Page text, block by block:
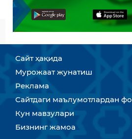
Сайт ҳақида
Мурожаат жунатиш
Реклама
Сайтдаги маълумотлардан
Кун мавзулари
Бизнинг жамоа